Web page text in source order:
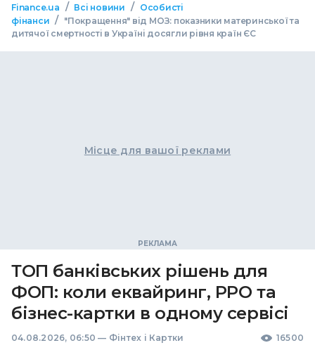
Finance.ua / Всі новини /
Особисті
фінанси / "Покращення" від МОЗ: показники материнської та
дитячої смертності в Україні досягли рівня країн ЄС
Місце для вашої реклами
ТОП банківських рішень для
ФОП: коли еквайринг, РРО та
бізнес-картки в одному сервісі
04.08.2026, 06:50 — Фінтех і Картки 16500